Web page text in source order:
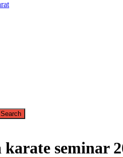
karate seminar